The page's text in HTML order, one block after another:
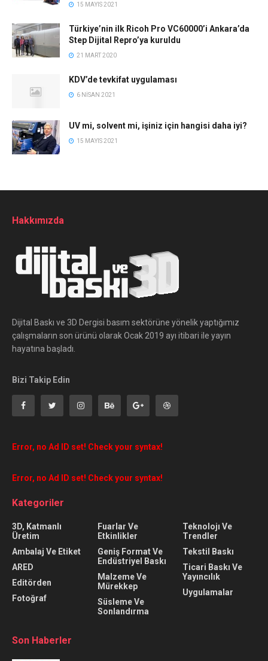
15 MAYIS 2021
Türkiye’nin ilk Ricoh Pro VC60000’i Ankara’da
Step Dijital Repro’ya kuruldu
21 MART 2020
KDV’de tevkifat uygulaması
6 NISAN 2021
UV mi, solvent mi, işiniz için hangisi daha iyi?
15 MAYIS 2021
Hakkımızda
Dijital Baskı ve 3D Dergisi basım sektörüne yönelik yaptığımız
çalışmaların son ürünü olarak Ocak 2019 ayı itibari ile yayın
hayatına başladı.
Bizi Takip Edin
Error, no Ad ID set! Check your syntax!
Error, no Ad ID set! Check your syntax!
Kategoriler
3D, Katmanlı
Üretim
Ambalaj Ve Etiket
ARED
Editörden
Fotoğraf
Fuarlar Ve
Etkinlikler
Geniş Format Ve
Endüstriyel Baskı
Malzeme Ve
Mürekkep
Süsleme Ve
Sonlandırma
Teknolojı Ve
Trendler
Tekstil Baskı
Ticari Baskı Ve
Yayıncılık
Uygulamalar
Son Haberler